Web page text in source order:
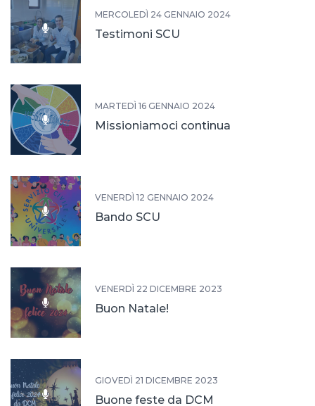
MERCOLEDÌ 24 GENNAIO 2024
Testimoni SCU
MARTEDÌ 16 GENNAIO 2024
Missioniamoci continua
VENERDÌ 12 GENNAIO 2024
Bando SCU
VENERDÌ 22 DICEMBRE 2023
Buon Natale!
GIOVEDÌ 21 DICEMBRE 2023
Buone feste da DCM